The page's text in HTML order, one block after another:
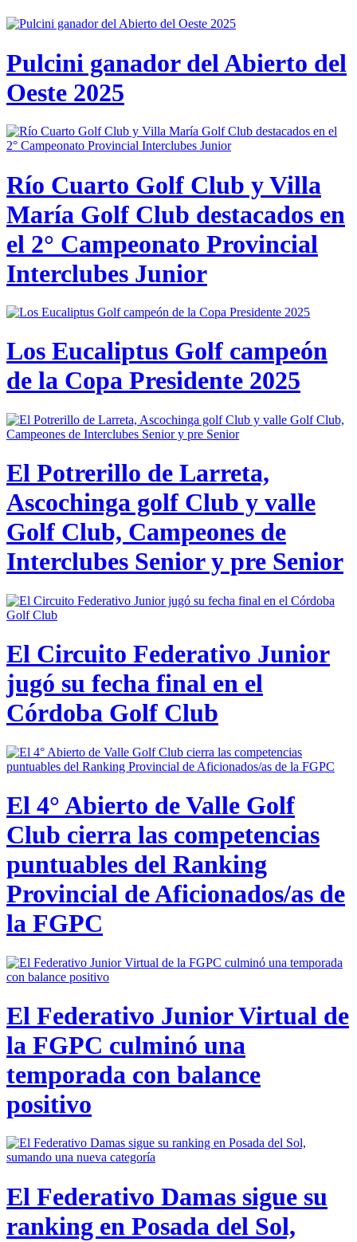
Pulcini ganador del Abierto del
Oeste 2025
Río Cuarto Golf Club y Villa
María Golf Club destacados en
el 2° Campeonato Provincial
Interclubes Junior
Los Eucaliptus Golf campeón
de la Copa Presidente 2025
El Potrerillo de Larreta,
Ascochinga golf Club y valle
Golf Club, Campeones de
Interclubes Senior y pre Senior
El Circuito Federativo Junior
jugó su fecha final en el
Córdoba Golf Club
El 4° Abierto de Valle Golf
Club cierra las competencias
puntuables del Ranking
Provincial de Aficionados/as de
la FGPC
El Federativo Junior Virtual de
la FGPC culminó una
temporada con balance
positivo
El Federativo Damas sigue su
ranking en Posada del Sol,